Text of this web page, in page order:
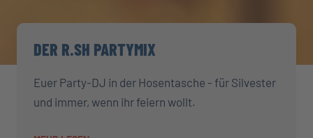
DER R.SH PARTYMIX
Euer Party-DJ in der Hosentasche - für Silvester
und immer, wenn ihr feiern wollt.